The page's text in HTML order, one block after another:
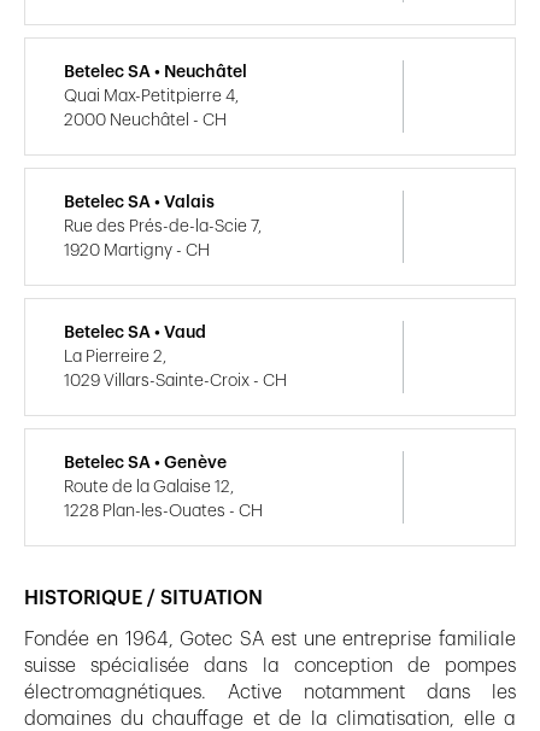
HISTORIQUE / SITUATION
Fondée en 1964, Gotec SA est une entreprise familiale
suisse spécialisée dans la conception de pompes
électromagnétiques. Active notamment dans les
domaines du chauffage et de la climatisation, elle a
Betelec SA • Neuchâtel
Quai Max-Petitpierre 4,
2000 Neuchâtel - CH
Betelec SA • Valais
Rue des Prés-de-la-Scie 7,
1920 Martigny - CH
Betelec SA • Vaud
La Pierreire 2,
1029 Villars-Sainte-Croix - CH
Betelec SA • Genève
Route de la Galaise 12,
1228 Plan-les-Ouates - CH